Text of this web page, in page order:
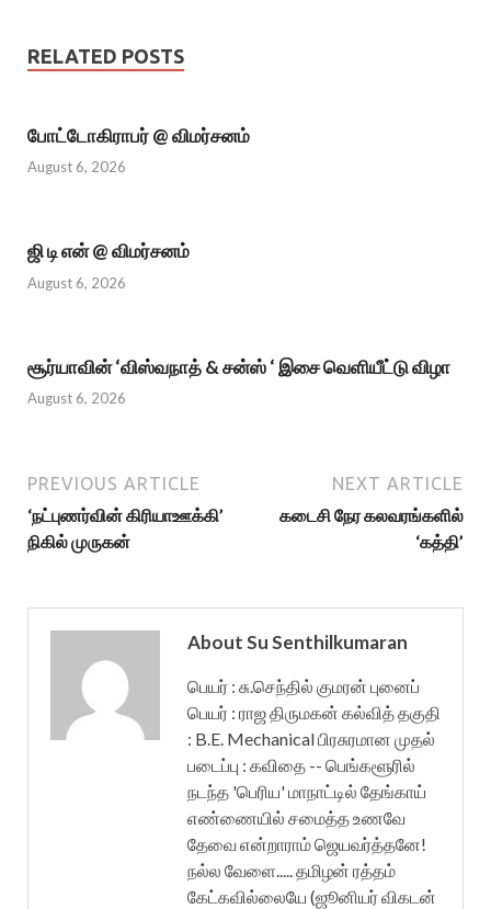
RELATED POSTS
போட்டோகிராபர் @ விமர்சனம்
August 6, 2026
ஜி டி என் @ விமர்சனம்
August 6, 2026
சூர்யாவின் ‘விஸ்வநாத் & சன்ஸ் ‘ இசை வெளியீட்டு விழா
August 6, 2026
PREVIOUS ARTICLE
‘நட்புணர்வின் கிரியாஊக்கி’
நிகில் முருகன்
NEXT ARTICLE
கடைசி நேர கலவரங்களில்
‘கத்தி’
About Su Senthilkumaran
பெயர் : சு.செந்தில் குமரன் புனைப்
பெயர் : ராஜ திருமகன் கல்வித் தகுதி
: B.E. Mechanical பிரசுரமான முதல்
படைப்பு : கவிதை -- பெங்களூரில்
நடந்த 'பெரிய' மாநாட்டில் தேங்காய்
எண்ணையில் சமைத்த உணவே
தேவை என்றாராம் ஜெயவர்த்தனே!
நல்ல வேளை..... தமிழன் ரத்தம்
கேட்கவில்லையே (ஜூனியர் விகடன்